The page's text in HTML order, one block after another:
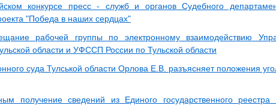
конкурсе пресс - служб и органов Судебного
"Победа в наших сердцах"
рабочей группы по электронному взаимодействию
области и УФССП России по Тульской области
суда Тулськой области Орлова Е.В. разъясняет положения
получение сведений из Единого государственного